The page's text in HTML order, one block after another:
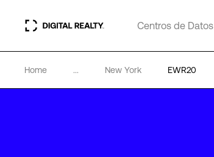
Centros de Datos
Home ... New York EWR20